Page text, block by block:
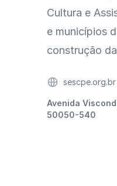
Cultura e
e municípios
construção
Websitesescpe.org.br
Endereço
Avenida
50050-540